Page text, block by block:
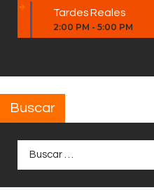
Tardes Reales
2:00 PM - 5:00 PM
Buscar